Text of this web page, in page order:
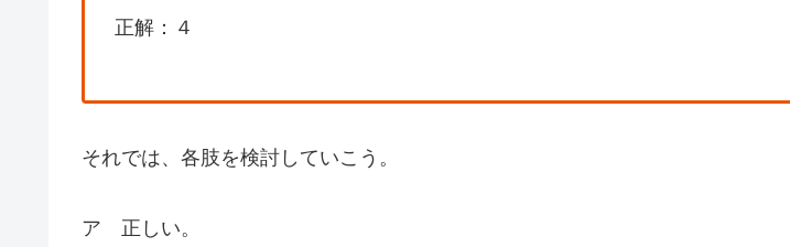
正解：４
それでは、各肢を検討していこう。
ア 正しい。